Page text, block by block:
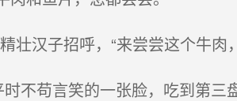
壮汉子招呼，“来尝尝这个牛
不苟言笑的一张脸，吃到第三